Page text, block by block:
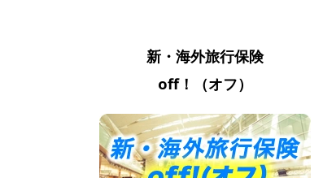
新・海外旅行保険
off！（オフ）